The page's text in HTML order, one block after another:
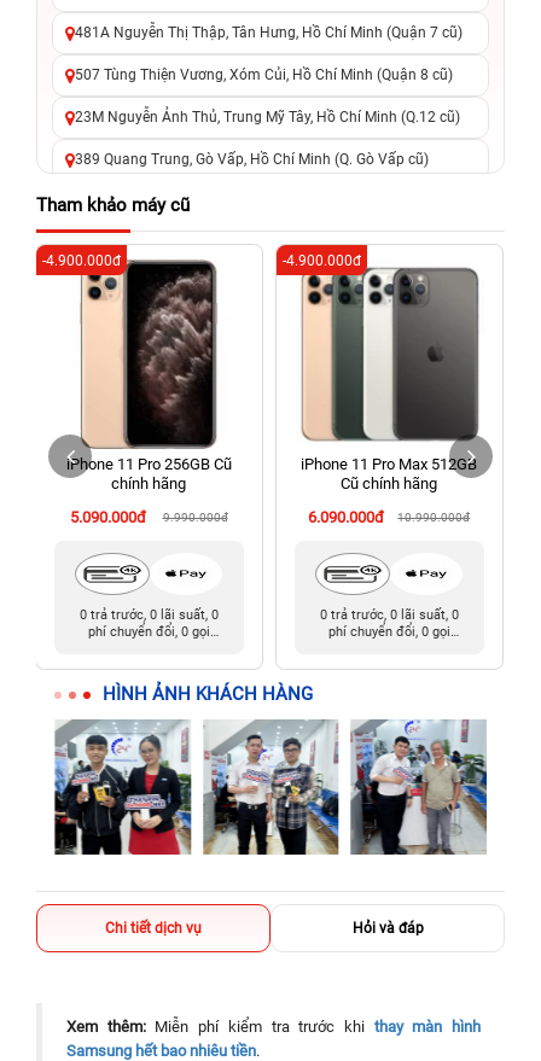
481A Nguyễn Thị Thập, Tân Hưng, Hồ Chí Minh (Quận 7 cũ)
507 Tùng Thiện Vương, Xóm Củi, Hồ Chí Minh (Quận 8 cũ)
23M Nguyễn Ảnh Thủ, Trung Mỹ Tây, Hồ Chí Minh (Q.12 cũ)
389 Quang Trung, Gò Vấp, Hồ Chí Minh (Q. Gò Vấp cũ)
625 - 625A Âu Cơ, Tân Phú, Hồ Chí Minh (Quận Tân Phú cũ)
326 Lê Văn Việt, Tăng Nhơn Phú, Hồ Chí Minh (Q.9 TP. Thủ
Đức cũ)
256 Võ Văn Ngân, Thủ Đức, Hồ Chí Minh (Bình Thọ, TP. Thủ
Đức Cũ)
70 Nguyễn An Ninh, Dĩ An, Hồ Chí Minh (Bình Dương Cũ)
24h Vũng Tàu: 162A Ba Cu, Vũng Tàu, Hồ Chí Minh (TP. Vũng
Tàu cũ)
198 Hoàng Văn Thụ, Tân Sơn Nhất, Hồ Chí Minh (Tân Bình
Tham khảo máy cũ
iPhone 11 Pro 256GB Cũ
chính hãng
5.090.000đ
9.990.000đ
-4.900.000đ
0 trả trước, 0 lãi suất, 0
phí chuyển đổi, 0 gọi
iPhone 11 Pro Max 512GB
Cũ chính hãng
6.090.000đ
10.990.000đ
-4.900.000đ
0 trả trước, 0 lãi suất, 0
phí chuyển đổi, 0 gọi
HÌNH ẢNH KHÁCH HÀNG
Chi tiết dịch vụ Hỏi và đáp
Xem thêm:Miễn phí kiểm tra trước khi thay màn hình
Samsung hết bao nhiêu tiền.